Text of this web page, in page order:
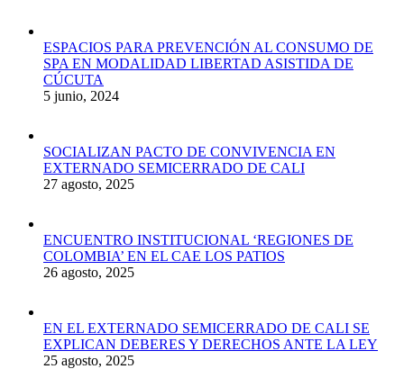
ESPACIOS PARA PREVENCIÓN AL CONSUMO DE
SPA EN MODALIDAD LIBERTAD ASISTIDA DE
CÚCUTA
5 junio, 2024
SOCIALIZAN PACTO DE CONVIVENCIA EN
EXTERNADO SEMICERRADO DE CALI
27 agosto, 2025
ENCUENTRO INSTITUCIONAL ‘REGIONES DE
COLOMBIA’ EN EL CAE LOS PATIOS
26 agosto, 2025
EN EL EXTERNADO SEMICERRADO DE CALI SE
EXPLICAN DEBERES Y DERECHOS ANTE LA LEY
25 agosto, 2025